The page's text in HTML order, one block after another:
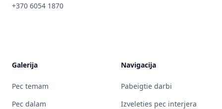
+370 6054 1870
Galerija
Pec temam
Pec dalam
Navigacija
Pabeigtie darbi
Izveleties pec interjera